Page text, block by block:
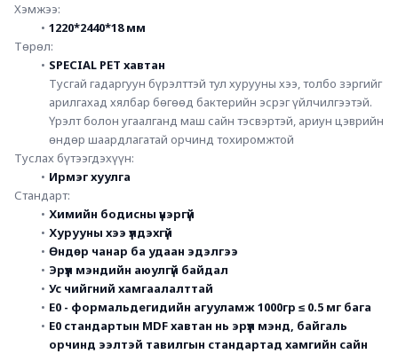
Хэмжээ:
1220*24﻿40*18 мм
Төрөл:
SPECIAL PET хавтан
Тусгай гадаргуун бүрэлттэй тул хурууны хээ, толбо зэргийг
арилгахад хялбар бөгөөд бактерийн эсрэг үйлчилгээтэй.
Үрэлт болон угаалганд маш сайн тэсвэртэй, ариун цэврийн
өндөр шаардлагатай орчинд тохиромжтой
Туслах бүтээгдэхүүн:
Ирмэг хуулга
Стандарт:
Химийн бодисны үнэргүй
Хурууны хээ үлдэхгүй
Өндөр чанар ба удаан эдэлгээ
Эрүүл мэндийн аюулгүй байдал
Ус чийгний хамгаалалттай
E0 - формальдегидийн агууламж 1000гр ≤ 0.5 мг бага
E0 стандартын MDF хавтан нь эрүүл мэнд, байгаль
орчинд ээлтэй тавилгын стандартад хамгийн сайн